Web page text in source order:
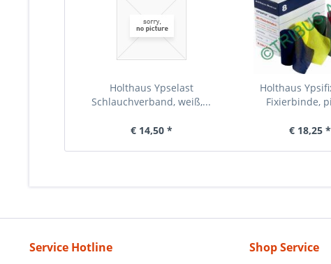
Holthaus Ypselast
Schlauchverband, weiß,...
€ 14,50 *
Holthaus
Fixierbinde,
€ 18,25 *
Service Hotline Shop Service